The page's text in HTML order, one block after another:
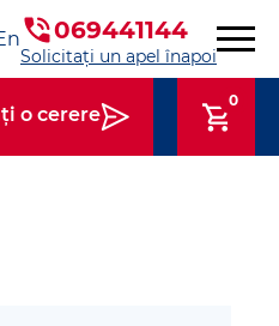
069441144
Solicitați un apel înapoi
o cerere
0